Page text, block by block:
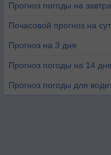
Прогноз погоды на завтра
Почасовой прогноз на
Прогноз на 3 дня
Прогноз погоды на 14
Прогноз погоды для